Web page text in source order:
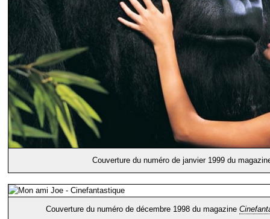
Couverture du numéro de janvier 1999 du
Couverture du numéro de décembre 1998 du magazine